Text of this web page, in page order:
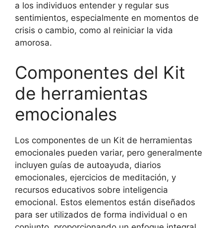
a los individuos entender y regular sus
sentimientos, especialmente en momentos de
crisis o cambio, como al reiniciar la vida
amorosa.
Componentes del Kit
de herramientas
emocionales
Los componentes de un Kit de herramientas
emocionales pueden variar, pero generalmente
incluyen guías de autoayuda, diarios
emocionales, ejercicios de meditación, y
recursos educativos sobre inteligencia
emocional. Estos elementos están diseñados
para ser utilizados de forma individual o en